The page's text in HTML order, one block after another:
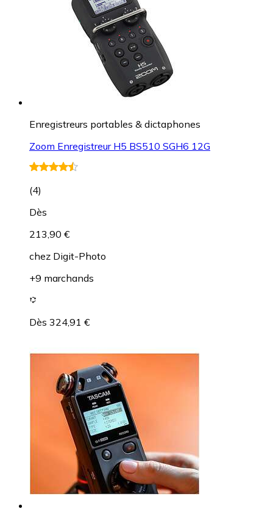
Enregistreurs portables & dictaphones
Zoom Enregistreur H5 BS510 SGH6 12G
(4)
Dès
213,90 €
chez Digit-Photo
+9 marchands
Dès 324,91 €